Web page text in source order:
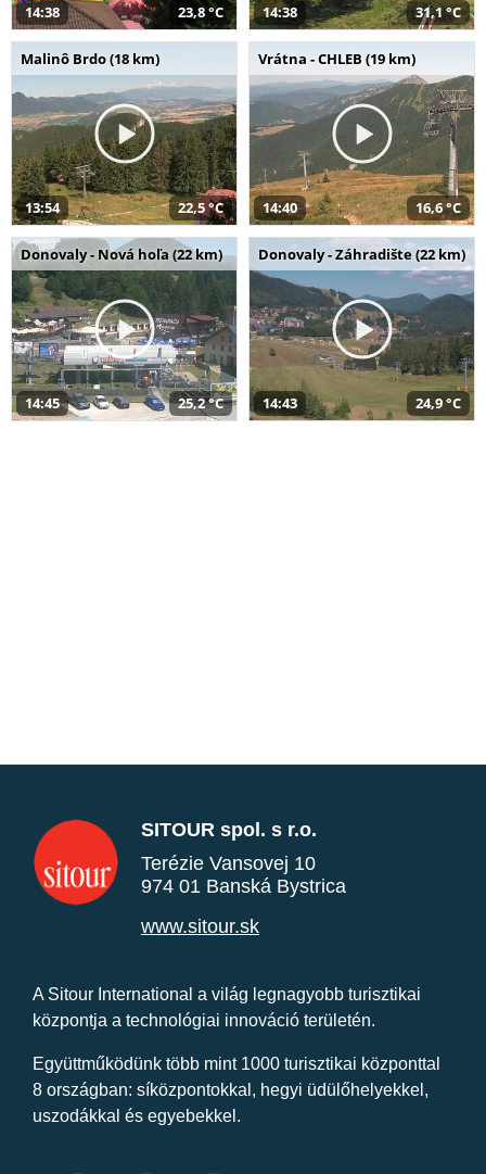
14:38 23,8 °C 14:38 31,1 °C
Malinô Brdo (18 km)
13:54 22,5 °C
Vrátna - CHLEB (19 km)
14:40 16,6 °C
Donovaly - Nová hoľa (22 km)
14:45 25,2 °C
Donovaly - Záhradište (22 km)
14:43 24,9 °C
SITOUR spol. s r.o.
Terézie Vansovej 10
974 01 Banská Bystrica
www.sitour.sk
A Sitour International a világ legnagyobb turisztikai
központja a technológiai innováció területén.
Együttműködünk több mint 1000 turisztikai központtal
8 országban: síközpontokkal, hegyi üdülőhelyekkel,
uszodákkal és egyebekkel.